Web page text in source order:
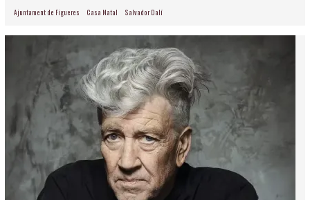
Ajuntament de Figueres Casa Natal Salvador Dalí